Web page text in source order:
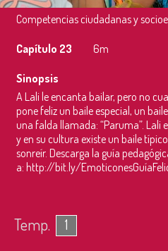
Competencias ciudadanas y
Capítulo 23
6m
Sinopsis
A Lali le encanta bailar, pero no
pone feliz un baile especial, un
una falda llamada: “Paruma”. Lali
y en su cultura existe un baile
sonreír. Descarga la guía
a: http://bit.ly/
Temp. 1